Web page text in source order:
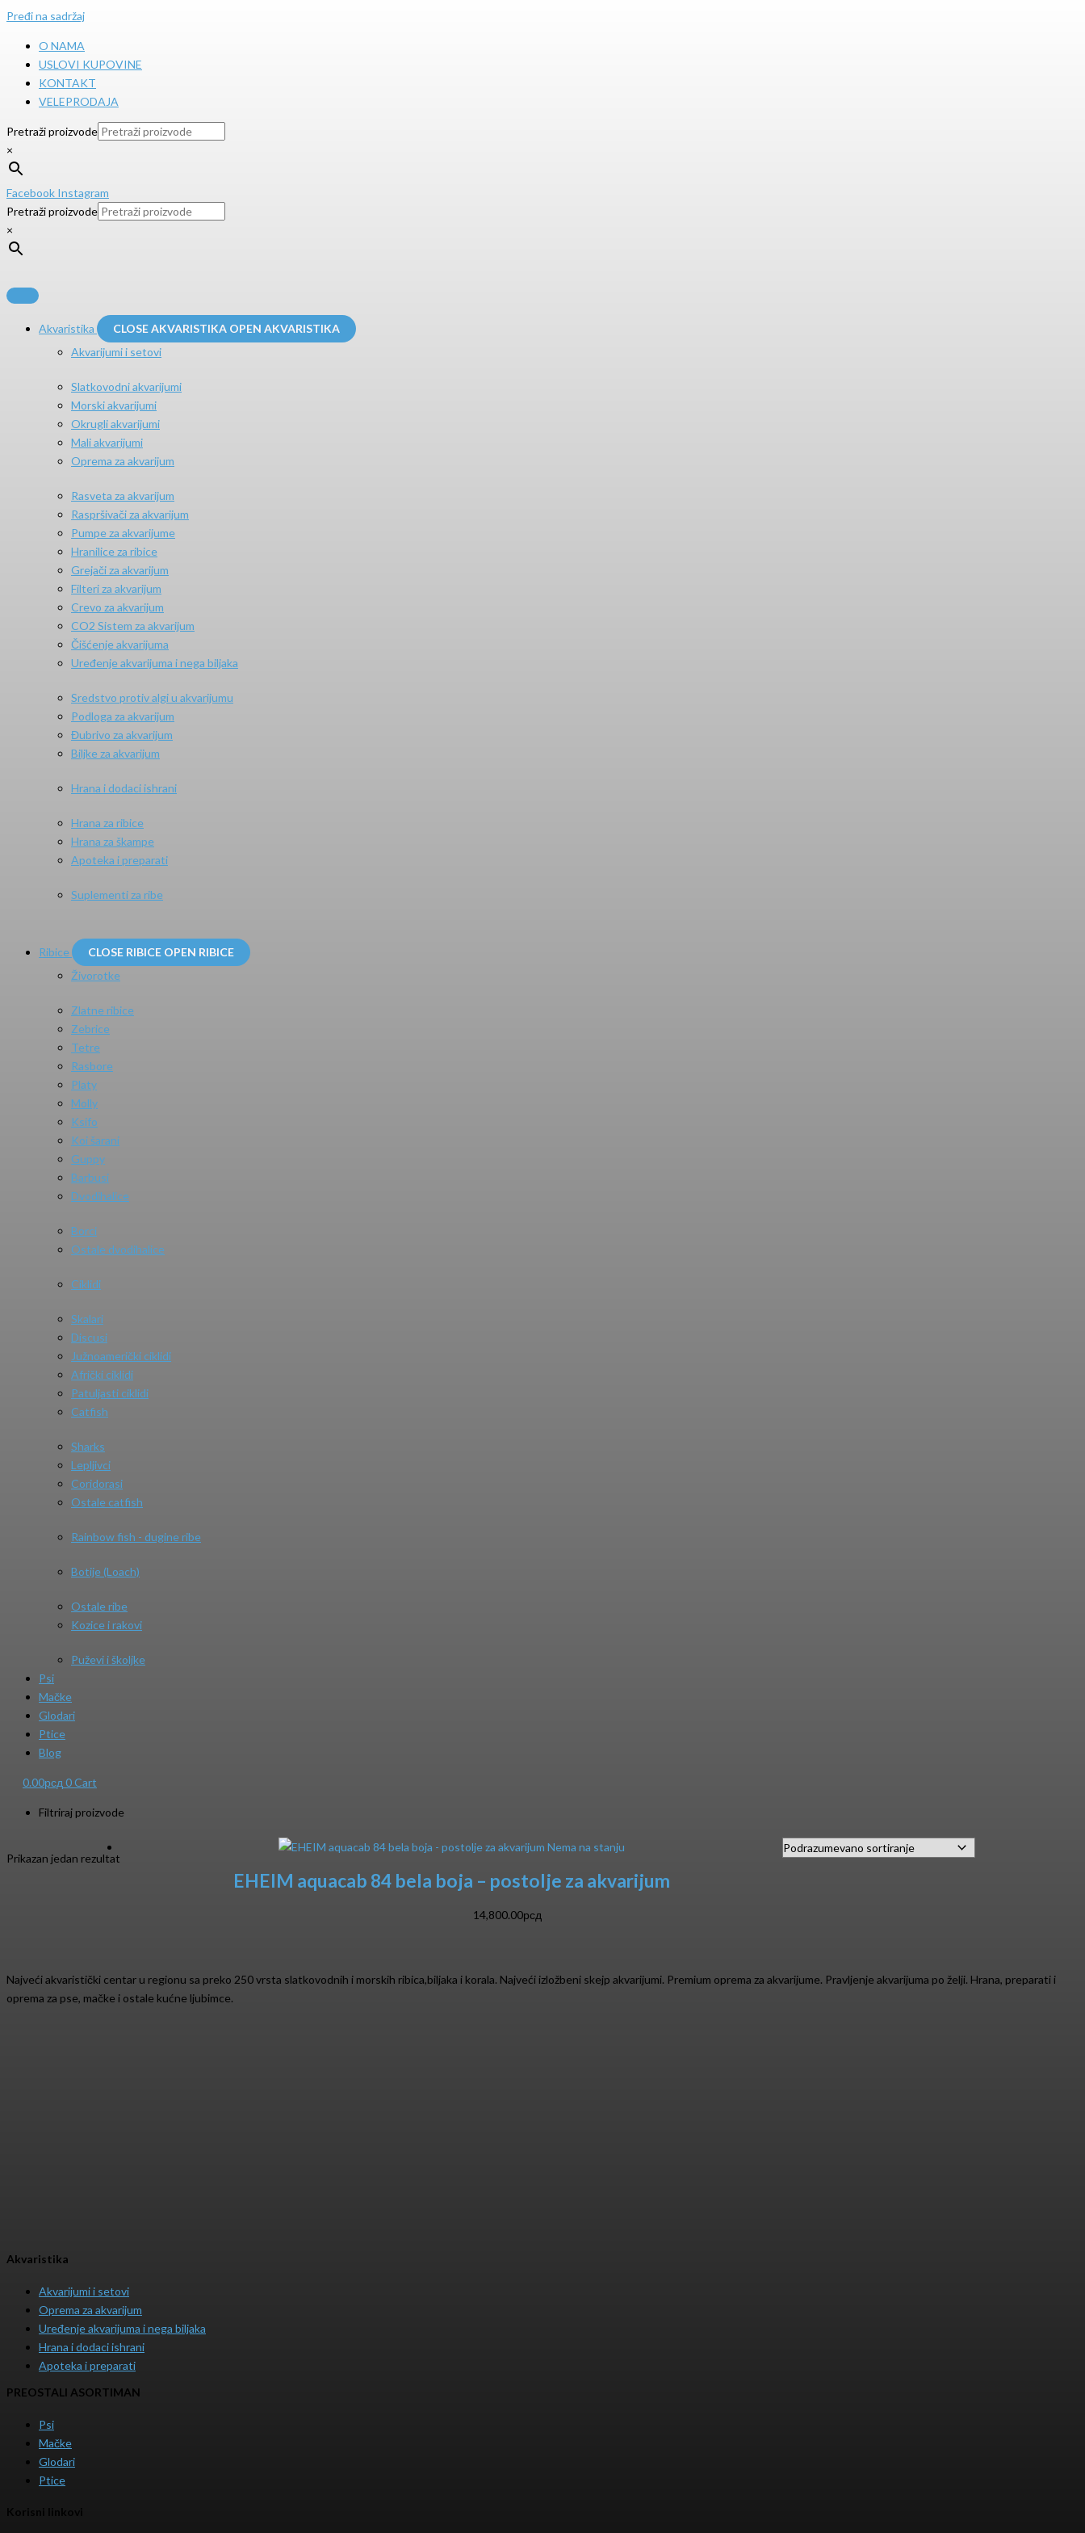
Pređi na sadržaj
O NAMA
USLOVI KUPOVINE
KONTAKT
VELEPRODAJA
Pretraži proizvode
×
Facebook Instagram
Pretraži proizvode
×
Akvaristika CLOSE AKVARISTIKA OPEN AKVARISTIKA
Akvarijumi i setovi
Slatkovodni akvarijumi
Morski akvarijumi
Okrugli akvarijumi
Mali akvarijumi
Oprema za akvarijum
Rasveta za akvarijum
Raspršivači za akvarijum
Pumpe za akvarijume
Hranilice za ribice
Grejači za akvarijum
Filteri za akvarijum
Crevo za akvarijum
CO2 Sistem za akvarijum
Čišćenje akvarijuma
Uređenje akvarijuma i nega biljaka
Sredstvo protiv algi u akvarijumu
Podloga za akvarijum
Đubrivo za akvarijum
Biljke za akvarijum
Hrana i dodaci ishrani
Hrana za ribice
Hrana za škampe
Apoteka i preparati
Suplementi za ribe
Ribice CLOSE RIBICE OPEN RIBICE
Živorotke
Zlatne ribice
Zebrice
Tetre
Rasbore
Platy
Molly
Ksifo
Koi šarani
Guppy
Barbusi
Dvodihalice
Borci
Ostale dvodihalice
Ciklidi
Skalari
Discusi
Južnoamerički ciklidi
Afrički ciklidi
Patuljasti ciklidi
Catfish
Sharks
Lepljivci
Coridorasi
Ostale catfish
Rainbow fish - dugine ribe
Botije (Loach)
Ostale ribe
Kozice i rakovi
Puževi i školjke
Psi
Mačke
Glodari
Ptice
Blog
0.00рсд 0Cart
Filtriraj proizvode
Prikazan jedan rezultat
Nema na stanju
EHEIM aquacab 84 bela boja – postolje za akvarijum
14,800.00рсд
Najveći akvaristički centar u regionu sa preko 250 vrsta slatkovodnih i morskih ribica,biljaka i korala. Najveći izložbeni skejp akvarijumi. Premium oprema za akvarijume. Pravljenje akvarijuma po želji. Hrana, preparati i
oprema za pse, mačke i ostale kućne ljubimce.
Akvaristika
Akvarijumi i setovi
Oprema za akvarijum
Uređenje akvarijuma i nega biljaka
Hrana i dodaci ishrani
Apoteka i preparati
PREOSTALI ASORTIMAN
Psi
Mačke
Glodari
Ptice